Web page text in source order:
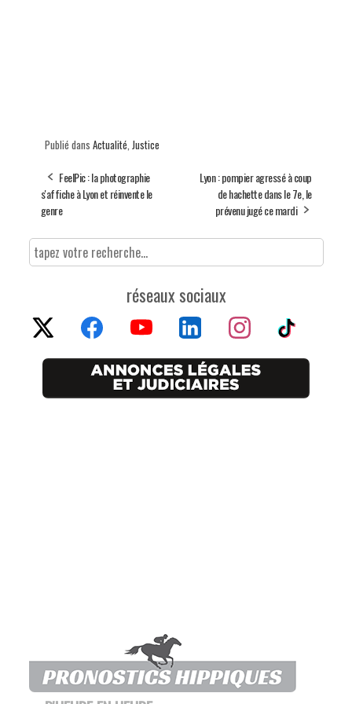
Publié dans Actualité Justice
FeelPic : la photographie
s'affiche à Lyon et réinvente le
genre
Lyon : pompier agressé à coup
de hachette dans le 7e, le
prévenu jugé ce mardi
réseaux sociaux